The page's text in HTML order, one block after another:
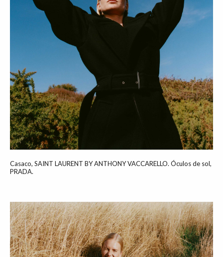
Casaco, SAINT LAURENT BY ANTHONY VACCARELLO. Óculos de sol,
PRADA.